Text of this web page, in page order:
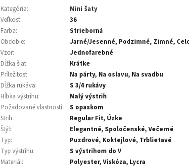
Kategória:
Mini šaty
Veľkosť:
36
Farba:
Strieborná
Obdobie:
Jarné/Jesenné, Podzimné, Zimné,
Vzor:
Jednofarebné
Dĺžka šiat:
Krátke
Príležitosť:
Na párty, Na oslavu, Na svadbu
Dĺžka rukáva:
S 3/4 rukávy
Hĺbka výstrihu:
Malý výstrih
Požadované vlastnosti:
S opaskom
Strih:
Regular Fit, Úzke
Štýl:
Elegantné, Spoločenské, Večerné
Typ:
Puzdrové, Koktejlové, Trblietavé
Typ výstrihu:
S výstrihom do V
Materiál:
Polyester, Viskóza, Lycra